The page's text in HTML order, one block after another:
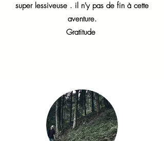
super lessiveuse . il n'y pas de fin à cette
aventure.
Gratitude